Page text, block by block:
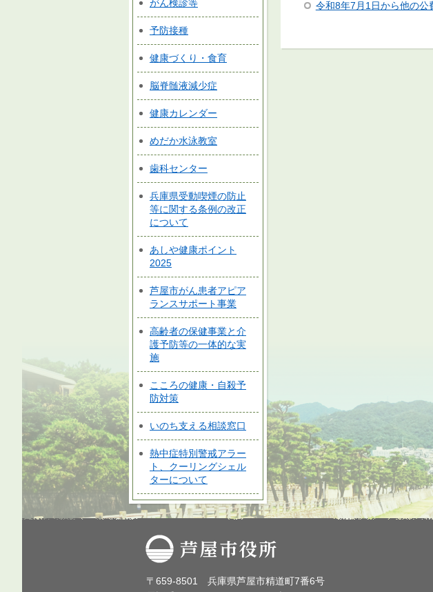
がん検診等
予防接種
健康づくり・食育
脳脊髄液減少症
健康カレンダー
めだか水泳教室
歯科センター
兵庫県受動喫煙の防止
等に関する条例の改正
について
あしや健康ポイント
2025
芦屋市がん患者アピア
ランスサポート事業
高齢者の保健事業と介
護予防等の一体的な実
施
こころの健康・自殺予
防対策
いのち支える相談窓口
熱中症特別警戒アラー
ト、クーリングシェル
ターについて
令和8年7月1日から他の公
芦屋市役所
〒659-8501 兵庫県芦屋市精道町7番6号